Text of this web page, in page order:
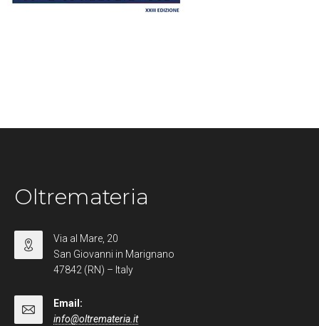
Oltremateria
Via al Mare, 20
San Giovanni in Marignano
47842 (RN) – Italy
Email:
info@oltremateria.it